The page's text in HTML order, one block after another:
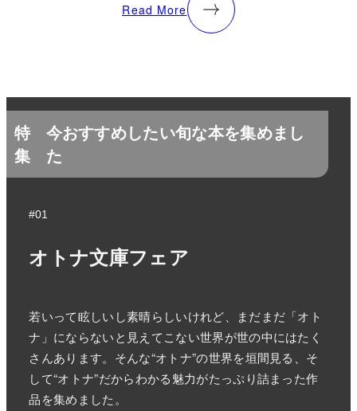
Read More
特
集
今おすすめしたい旬な本を集めまし
た
#01
オトナ文庫フェア
若いって眩しいし素晴らしいけれど、まだまだ「オト
ナ」にならないと見えてこない世界が世の中にはたく
さんあります。そんな“オトナ”の世界を垣間見る、そ
して“オトナ”だからわかる魅力がたっぷり詰まった作
品を集めました。